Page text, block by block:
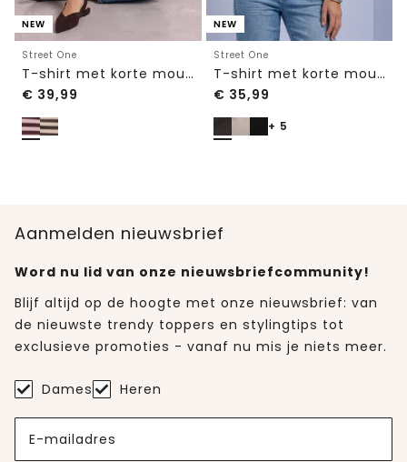
NEW
Street One
T-shirt met korte mouwen, ronde hals en strepen
€ 39,99
NEW
Street One
T-shirt met korte mouwen en ronde hals in effen kleur
€ 35,99
+ 5
Aanmelden nieuwsbrief
Word nu lid van onze nieuwsbriefcommunity!
Blijf altijd op de hoogte met onze nieuwsbrief: van
de nieuwste trendy toppers en stylingtips tot
exclusieve promoties - vanaf nu mis je niets meer.
Dames Heren
E-mailadres